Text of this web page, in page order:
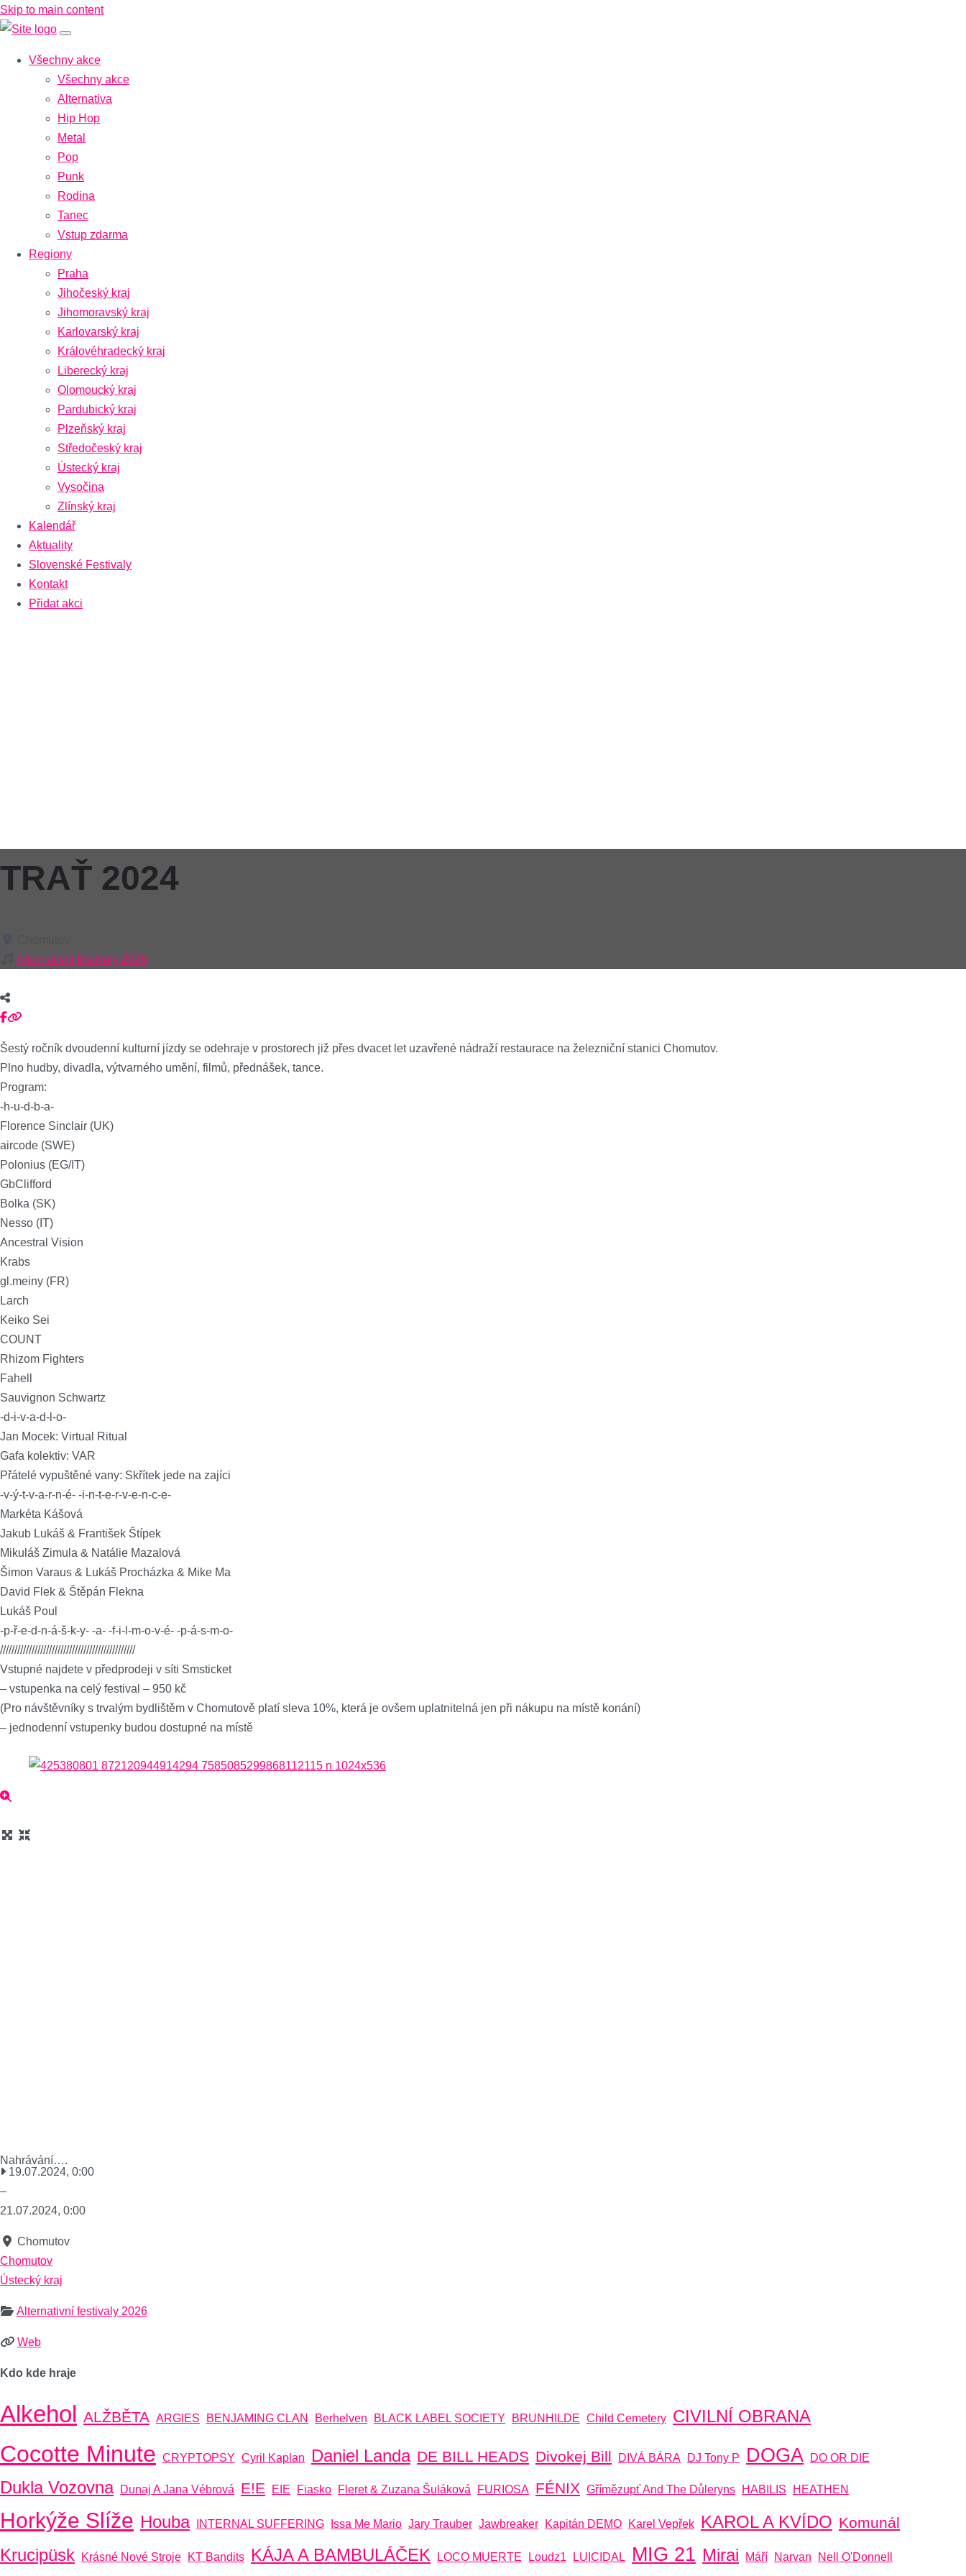
Skip to main content
Všechny akce
Všechny akce
Alternativa
Hip Hop
Metal
Pop
Punk
Rodina
Tanec
Vstup zdarma
Regiony
Praha
Jihočeský kraj
Jihomoravský kraj
Karlovarský kraj
Královéhradecký kraj
Liberecký kraj
Olomoucký kraj
Pardubický kraj
Plzeňský kraj
Středočeský kraj
Ústecký kraj
Vysočina
Zlínský kraj
Kalendář
Aktuality
Slovenské Festivaly
Kontakt
Přidat akci
TRAŤ 2024
Alternativní festivaly 2026
Šestý ročník dvoudenní kulturní jízdy se odehraje v prostorech již přes dvacet let uzavřené nádraží restaurace na železniční stanici Chomutov.
Plno hudby, divadla, výtvarného umění, filmů, přednášek, tance.
Program:
-h-u-d-b-a-
Florence Sinclair (UK)
aircode (SWE)
Polonius (EG/IT)
GbClifford
Bolka (SK)
Nesso (IT)
Ancestral Vision
Krabs
gl.meiny (FR)
Larch
Keiko Sei
COUNT
Rhizom Fighters
Fahell
Sauvignon Schwartz
-d-i-v-a-d-l-o-
Jan Mocek: Virtual Ritual
Gafa kolektiv: VAR
Přátelé vypuštěné vany: Skřítek jede na zajíci
-v-ý-t-v-a-r-n-é- -i-n-t-e-r-v-e-n-c-e-
Markéta Kášová
Jakub Lukáš & František Štípek
Mikuláš Zimula & Natálie Mazalová
Šimon Varaus & Lukáš Procházka & Mike Ma
David Flek & Štěpán Flekna
Lukáš Poul
-p-ř-e-d-n-á-š-k-y- -a- -f-i-l-m-o-v-é- -p-á-s-m-o-
///////////////////////////////////////////////
Vstupné najdete v předprodeji v síti Smsticket
– vstupenka na celý festival – 950 kč
(Pro návštěvníky s trvalým bydlištěm v Chomutově platí sleva 10%, která je ovšem uplatnitelná jen při nákupu na místě konání)
– jednodenní vstupenky budou dostupné na místě
Nahrávání….
19.07.2024, 0:00
–
21.07.2024, 0:00
Chomutov
Chomutov
Ústecký kraj
Alternativní festivaly 2026
Web
Kdo kde hraje
Alkehol ALŽBĚTA ARGIES BENJAMING CLAN Berhelven BLACK LABEL SOCIETY BRUNHILDE Child Cemetery CIVILNÍ OBRANA
Cocotte Minute CRYPTOPSY Cyril Kaplan Daniel Landa DE BILL HEADS Divokej Bill DIVÁ BÁRA DJ Tony P DOGA DO OR DIE
Dukla Vozovna Dunaj A Jana Vébrová E!E EIE Fiasko Fleret & Zuzana Šuláková FURIOSA FÉNIX Gřímězupť And The Důleryns HABILIS HEATHEN
Horkýže Slíže Houba INTERNAL SUFFERING Issa Me Mario Jary Trauber Jawbreaker Kapitán DEMO Karel Vepřek KAROL A KVÍDO Komunál
Krucipüsk Krásné Nové Stroje KT Bandits KÁJA A BAMBULÁČEK LOCO MUERTE Loudz1 LUICIDAL MIG 21 Mirai Máří Narvan Nell O'Donnell